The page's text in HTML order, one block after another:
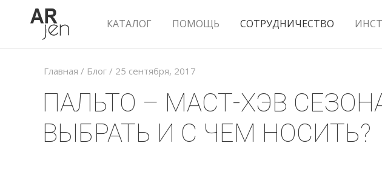
КАТАЛОГ ПОМОЩЬ СОТРУДНИЧЕСТВО
Главная / Блог / 25 сентября, 2017
ПАЛЬТО – МАСТ-ХЭВ
ВЫБРАТЬ И С ЧЕМ НОСИТЬ?